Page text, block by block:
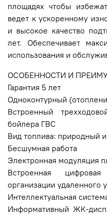
площадях чтобы
ведет к ускоренному
и высокое качество
лет. Обеспечивает
использования и
ОСОБЕННОСТИ И
Гарантия 5 лет
Одноконтурный
Встроенный
бойлера ГВС
Вид топлива: природный
Бесшумная работа
Электронная модуляция
Встроенная
организации удаленного
Интеллектуальная
Информативный ЖК-